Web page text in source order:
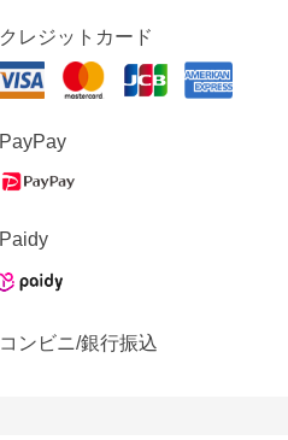
クレジットカード
PayPay
Paidy
コンビニ/銀行振込